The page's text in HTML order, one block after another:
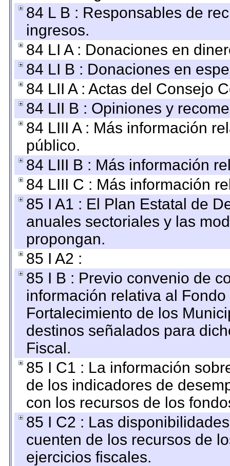
84 L B : Responsables de
ingresos.
84 LI A : Donaciones en
84 LI B : Donaciones en
84 LII A : Actas del Consejo
84 LII B : Opiniones y
84 LIII A : Más información
público.
84 LIII B : Más información
84 LIII C : Más información
85 I A1 : El Plan Estatal de
anuales sectoriales y las
propongan.
85 I A2 :
85 I B : Previo convenio de
información relativa al
Fortalecimiento de los
destinos señalados para
Fiscal.
85 I C1 : La información
de los indicadores de
con los recursos de los
85 I C2 : Las
cuenten de los recursos de
ejercicios fiscales.